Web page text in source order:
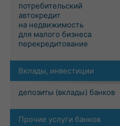
потребительский
автокредит
на недвижимость
для малого бизнеса
перекредитование
Вклады, инвестиции
депозиты (вклады) банков
Прочие услуги банков